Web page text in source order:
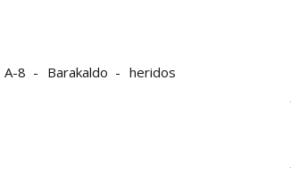
A-8 Barakaldo heridos